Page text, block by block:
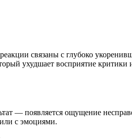
связаны с глубоко
ухудшает восприятие критики
— появляется ощущение
с эмоциями.